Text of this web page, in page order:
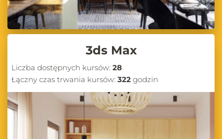
3ds Max
Liczba dostępnych kursów: 28
Łączny czas trwania kursów: 322 godzin